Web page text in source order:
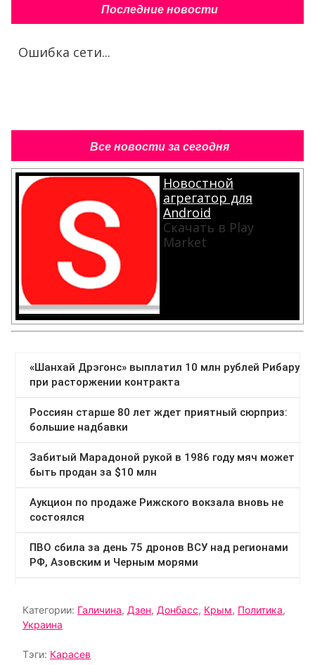
Последние новости
Ошибка сети...
Все новости за сегодня
Новостной
агрегатор для
Android
Скачать в Play
Market
Категории: Галичина, Дзен, Донбасс, Крым, Политика,
Украина
Тэги: Карасев